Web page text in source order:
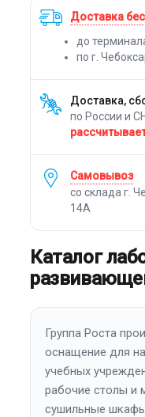
Доставка
до
по г.
Доставка,
по России и
Самовывоз
со склада г.
14А
Каталог
Группа Роста
оснащение для
учебных
рабочие столы и
сушильные